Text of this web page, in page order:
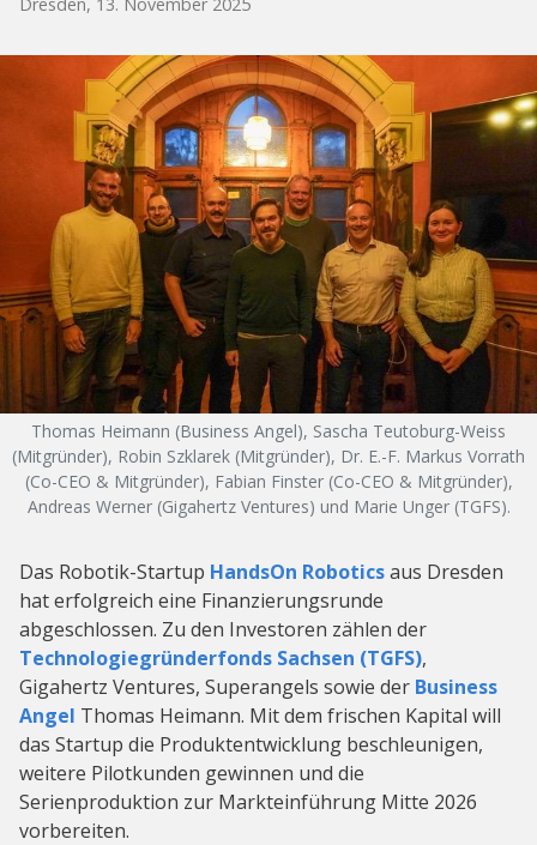
Thomas Heimann (Business Angel), Sascha Teutoburg-Weiss
(Mitgründer), Robin Szklarek (Mitgründer), Dr. E.-F. Markus Vorrath
(Co-CEO & Mitgründer), Fabian Finster (Co-CEO & Mitgründer),
Andreas Werner (Gigahertz Ventures) und Marie Unger (TGFS).
Das Robotik-Startup HandsOn Roboticsaus Dresden
hat erfolgreich eine Finanzierungsrunde
abgeschlossen. Zu den Investoren zählen der
Technologiegründerfonds Sachsen (TGFS),
Gigahertz Ventures, Superangels sowie der Business
Angel Thomas Heimann. Mit dem frischen Kapital will
das Startup die Produktentwicklung beschleunigen,
weitere Pilotkunden gewinnen und die
Serienproduktion zur Markteinführung Mitte 2026
vorbereiten.